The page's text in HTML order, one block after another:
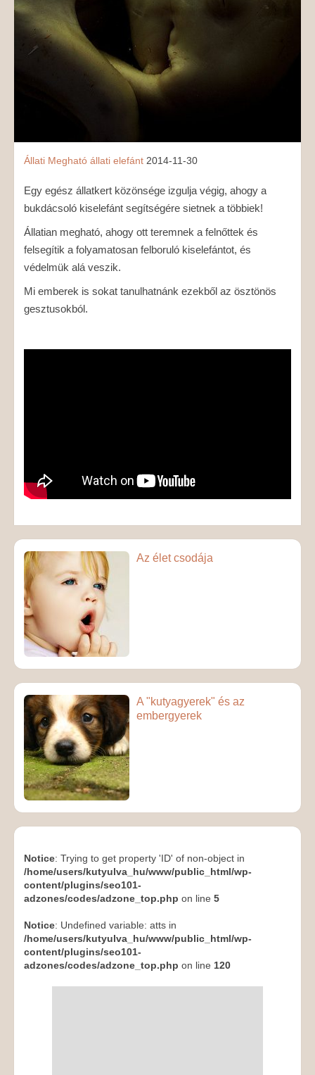
Állati Megható állati elefánt 2014-11-30
Egy egész állatkert közönsége izgulja végig, ahogy a
bukdácsoló kiselefánt segítségére sietnek a többiek!
Állatian megható, ahogy ott teremnek a felnőttek és
felsegítik a folyamatosan felboruló kiselefántot, és
védelmük alá veszik.
Mi emberek is sokat tanulhatnánk ezekből az ösztönös
gesztusokból.
Az élet csodája
A "kutyagyerek" és az
embergyerek
Notice: Trying to get property 'ID' of non-object in
/home/users/kutyulva_hu/www/public_html/wp-
content/plugins/seo101-
adzones/codes/adzone_top.php on line 5
Notice: Undefined variable: atts in
/home/users/kutyulva_hu/www/public_html/wp-
content/plugins/seo101-
adzones/codes/adzone_top.php on line 120